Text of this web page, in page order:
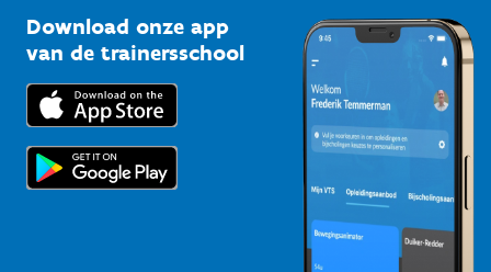
Bedrijven
Trainers en begeleiders
Topsporters
Kennisplatform
Downloads
Voor de pers
Download onze app
van de trainersschool